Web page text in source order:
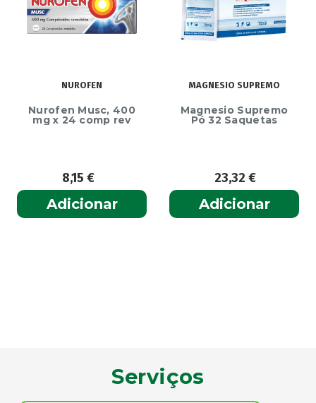
NUROFEN
Nurofen Musc, 400
mg x 24 comp rev
8,15€
Adicionar
MAGNESIO SUPREMO
Magnesio Supremo
Pó 32 Saquetas
23,32€
Adicionar
Serviços